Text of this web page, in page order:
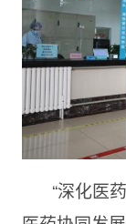
“深化医